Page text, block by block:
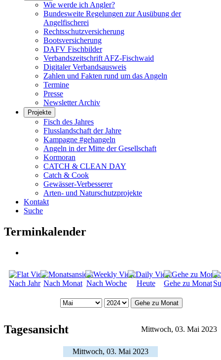
Wie werde ich Angler?
Bundesweite Regelungen zur Ausübung der
Angelfischerei
Rechtsschutzversicherung
Bootsversicherung
DAFV Fischbilder
Verbandszeitschrift AFZ-Fischwaid
Digitaler Verbandsausweis
Zahlen und Fakten rund um das Angeln
Termine
Presse
Newsletter Archiv
Projekte
Fisch des Jahres
Flusslandschaft der Jahre
Kampagne #gehangeln
Angeln in der Mitte der Gesellschaft
Kormoran
CATCH & CLEAN DAY
Catch & Cook
Gewässer-Verbesserer
Arten- und Naturschutzprojekte
Kontakt
Suche
Terminkalender
Nach Jahr Nach Monat Nach Woche Heute Gehe zu Monat
Gehe zu Monat
Tagesansicht Mittwoch, 03. Mai 2023
Mittwoch, 03. Mai 2023